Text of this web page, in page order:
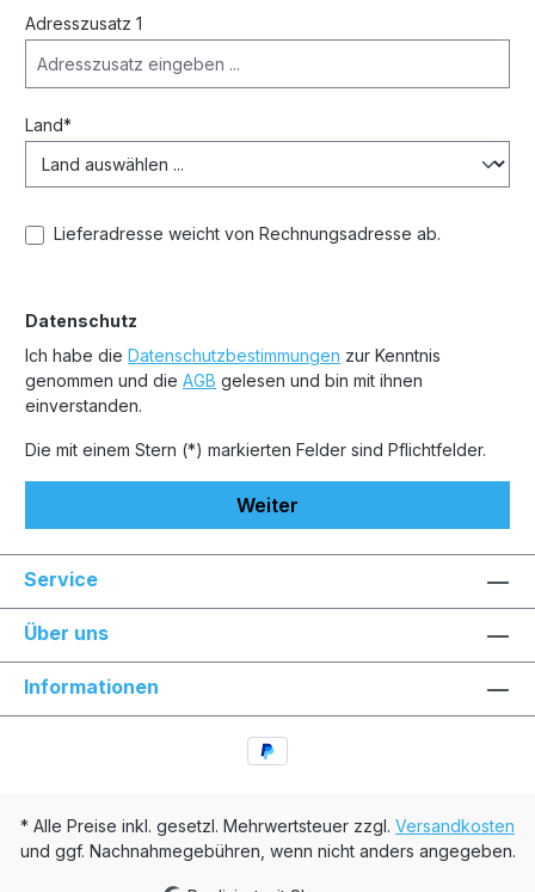
Adresszusatz 1
Land*
Lieferadresse weicht von Rechnungsadresse ab.
Datenschutz
Ich habe die Datenschutzbestimmungen zur Kenntnis
genommen und die AGB gelesen und bin mit ihnen
einverstanden.
Die mit einem Stern (*) markierten Felder sind Pflichtfelder.
Weiter
Service
Über uns
Informationen
* Alle Preise inkl. gesetzl. Mehrwertsteuer zzgl. Versandkosten
und ggf. Nachnahmegebühren, wenn nicht anders angegeben.